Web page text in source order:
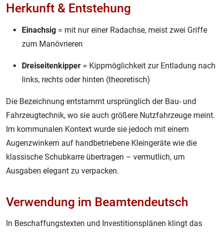
Herkunft & Entstehung
Einachsig = mit nur einer Radachse, meist zwei Griffe
zum Manövrieren
Dreiseitenkipper = Kippmöglichkeit zur Entladung nach
links, rechts oder hinten (theoretisch)
Die Bezeichnung entstammt ursprünglich der Bau- und
Fahrzeugtechnik, wo sie auch größere Nutzfahrzeuge meint.
Im kommunalen Kontext wurde sie jedoch mit einem
Augenzwinkern auf handbetriebene Kleingeräte wie die
klassische Schubkarre übertragen – vermutlich, um
Ausgaben elegant zu verpacken.
Verwendung im Beamtendeutsch
In Beschaffungstexten und Investitionsplänen klingt das